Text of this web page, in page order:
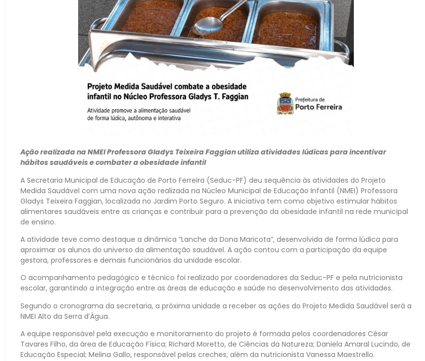
Ação realizada na NMEI Professora Gladys Teixeira Faggian utiliza atividades lúdicas para incentivar
hábitos saudáveis e combater a obesidade infantil
A Secretaria Municipal de Educação de Porto Ferreira (Seduc-PF) deu sequência às atividades do Projeto
Medida Saudável com uma nova ação realizada na Núcleo Municipal de Educação Infantil (NMEI) Professora
Gladys Teixeira Faggian, localizada no Jardim Porto Seguro. A iniciativa tem como objetivo estimular hábitos
alimentares saudáveis entre as crianças e contribuir para a prevenção da obesidade infantil na rede municipal
de ensino.
A atividade teve como destaque a dinâmica “Lanche da Dona Maricota”, desenvolvida de forma lúdica para
aproximar os alunos do universo da alimentação saudável. A ação contou com a participação da equipe
gestora, professores e demais funcionários da unidade escolar.
O acompanhamento pedagógico e técnico foi realizado por coordenadores da Seduc-PF e pela nutricionista
escolar, garantindo a integração entre as áreas de educação e saúde no desenvolvimento das atividades.
Segundo o cronograma da secretaria, a próxima unidade a receber as ações do Projeto Medida Saudável será a
NMEI Alto da Serra d’Água.
A equipe responsável pela execução e monitoramento do projeto é formada pelos coordenadores César
Tavares Filho, da área de Educação Física; Richard Moretto, de Ciências da Natureza; Daniela Amaral Lucindo, de
Educação Especial; Melina Gallo, responsável pelas creches; além da nutricionista Vanessa Maestrello.